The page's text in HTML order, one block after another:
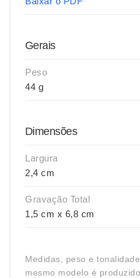
Gerais
Peso
44 g
Dimensões
Largura
2,4 cm
Gravação Total
1,5 cm x 6,8 cm
Medidas, peso e
mesmo modelo é